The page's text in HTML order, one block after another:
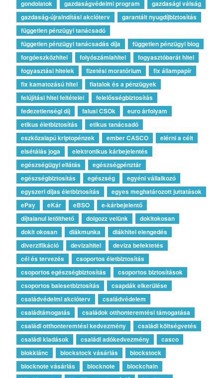
gondolatok
gazdaságvédelmi program
gazdasági válság
gazdaság-újraindítási akcióterv
garantált nyugdíjbiztosítás
független pénzügyi tanácsadó
független pénzügyi tanácsadás díja
független pénzügyi blog
forgóeszközhitel
folyószámlahitel
fogyasztóbarát hitel
fogyasztási hitelek
fizetési moratórium
fix állampapír
fix kamatozású hitel
fiatalok és a pénzügyek
felújítási hitel feltételei
felelősségbiztosítás
fedezetlenségi díj
falusi CSOk
euro árfolyam
etikus életbiztosítás
etikus tanácsadó
eszközalapú kriptopénzek
ember CASCO
elérni a célt
elsétálás joga
elektronikus kárbejelentés
egészségügyi ellátás
egészségpénztár
egészségbiztosítás
egészség
egyéni vállalkozó
egyszeri díjas életbiztosítás
egyes meghatározott juttatások
ePay
eKár eBSO
e-kárbejelentő
díjtalanul letölthető
dolgozz velünk
dokitokosan
dokit okosan
diákmunka
diákhitel elengedés
diverzifikáció
devizahitel
deviza befektetés
cél és tervezés
csoportos életbiztosítás
csoportos egészségbiztosítás
csoportos biztosítások
csoportos balesetbiztosítás
csapdák elkerülése
családvédelmi akcióterv
családvédelem
családtámogatás
családok otthonteremtési támogatása
családi otthonteremtési kedvezmény
családi költségvetés
családi kiadások
családi adókedvezmény
casco
blokklánc
blockstock vásárlás
blockstock
blocknote vásárlás
blocknote
blockchain